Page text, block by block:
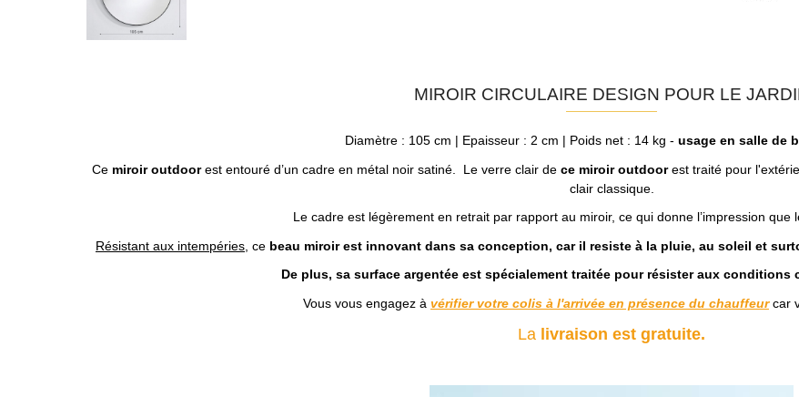
MIROIR CIRCULAIRE DESIGN POUR LE
Diamètre : 105 cm | Epaisseur : 2 cm | Poids net : 14 kg - usage en salle de
Ce miroir outdoorest entouré d’un cadre en métal noir satiné. Le verre clair de ce miroir outdoorest traité pour
clair classique.
Le cadre est légèrement en retrait par rapport au miroir, ce qui donne l’impression que
Résistant aux intempéries, ce beau miroir est innovant dans sa conception, car il resiste à la pluie, au soleil et
De plus, sa surface argentée est spécialement traitée pour résister aux conditions
Vous vous engagez à vérifier votre colis à l'arrivée en présence du chauffeurcar
La livraison est gratuite.